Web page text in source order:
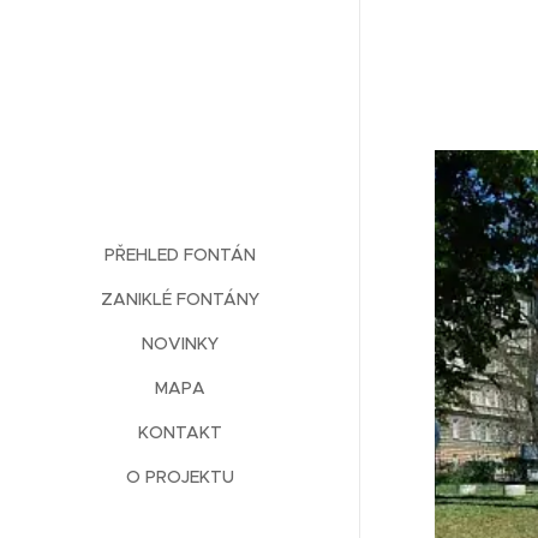
PŘEHLED FONTÁN
ZANIKLÉ FONTÁNY
NOVINKY
MAPA
KONTAKT
O PROJEKTU